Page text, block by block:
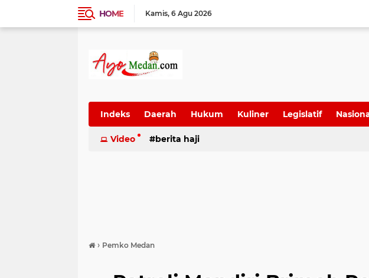
HOME Kamis 6 Agu 2026
Indeks Daerah Hukum Kuliner Legislatif
SUmatera Utara Wisata
Video berita haji
› Pemko Medan